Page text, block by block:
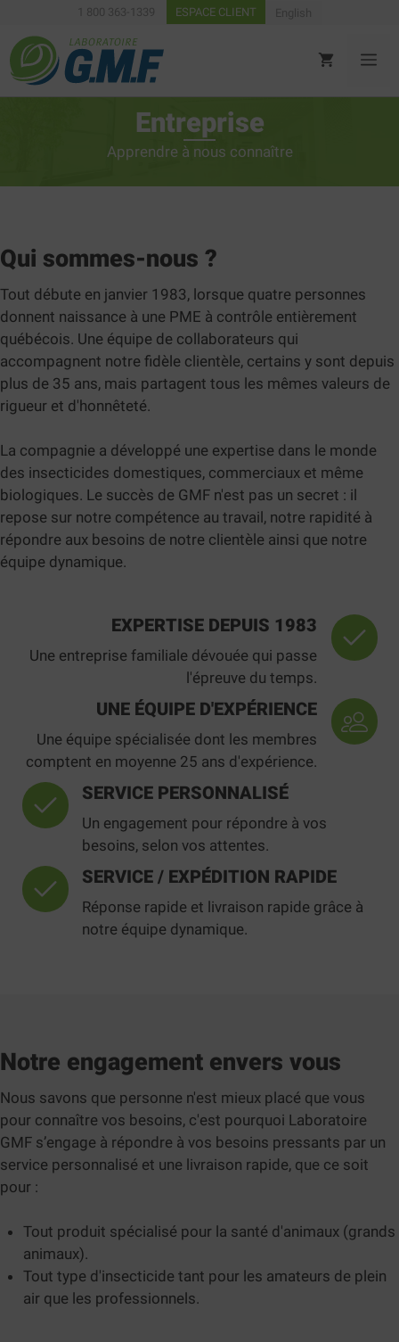
contenu
1 800 363-1339 ESPACE CLIENT
Entreprise
Apprendre à nous connaître
Qui sommes-nous ?
Tout débute en janvier 1983, lorsque quatre personnes
donnent naissance à une PME à contrôle entièrement
québécois. Une équipe de collaborateurs qui
accompagnent notre fidèle clientèle, certains y sont depuis
plus de 35 ans, mais partagent tous les mêmes valeurs de
rigueur et d'honnêteté.
La compagnie a développé une expertise dans le monde
des insecticides domestiques, commerciaux et même
biologiques. Le succès de GMF n'est pas un secret : il
repose sur notre compétence au travail, notre rapidité à
répondre aux besoins de notre clientèle ainsi que notre
équipe dynamique.
EXPERTISE DEPUIS 1983
Une entreprise familiale dévouée qui passe
l'épreuve du temps.
UNE ÉQUIPE D'EXPÉRIENCE
Une équipe spécialisée dont les membres
comptent en moyenne 25 ans d'expérience.
SERVICE PERSONNALISÉ
Un engagement pour répondre à vos
besoins, selon vos attentes.
SERVICE / EXPÉDITION RAPIDE
Réponse rapide et livraison rapide grâce à
notre équipe dynamique.
Notre engagement envers vous
Nous savons que personne n'est mieux placé que vous
pour connaître vos besoins, c'est pourquoi Laboratoire
GMF s’engage à répondre à vos besoins pressants par un
service personnalisé et une livraison rapide, que ce soit
pour :
Tout produit spécialisé pour la santé d'animaux (grands
animaux).
Tout type d'insecticide tant pour les amateurs de plein
air que les professionnels.